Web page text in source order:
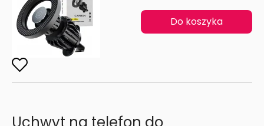
Do koszyka